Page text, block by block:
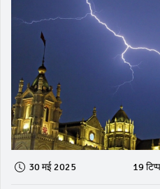
30 मई 2025 19